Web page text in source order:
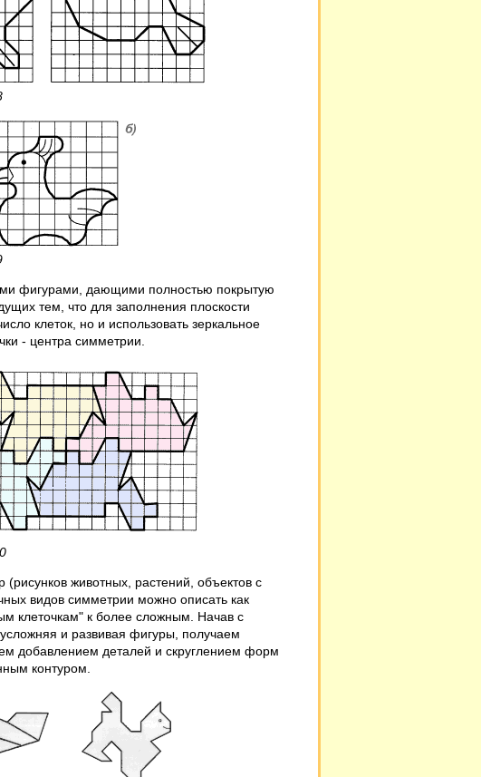
фигурами, дающими полностью покрытую
тем, что для заполнения плоскости
клеток, но и использовать зеркальное
- центра симметрии.
животных, растений, объектов с
видов симметрии можно описать как
клеточкам" к более сложным. Начав с
и развивая фигуры, получаем
добавлением деталей и скруглением форм
контуром.